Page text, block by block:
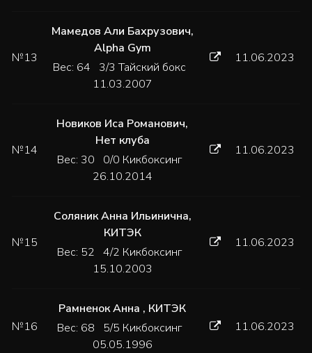
№13
Мамедов Али Бахрузович,
Alpha Gym
Вес: 64 3/3 Тайский бокс
11.03.2007
11.06.2023
№14
Новиков Иса Романович,
Нет клуба
Вес: 30 0/0 Кикбоксинг
26.10.2014
11.06.2023
№15
Соляник Анна Ильинична,
КИТЭК
Вес: 52 4/2 Кикбоксинг
15.10.2003
11.06.2023
№16
Рамненок Анна , КИТЭК
Вес: 68 5/5 Кикбоксинг
05.05.1996
11.06.2023